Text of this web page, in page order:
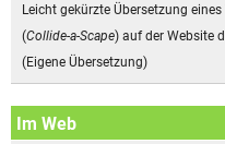
Leicht gekürzte Übersetzung
(Collide-a-Scape) auf der Website
(Eigene Übersetzung)
Im Web